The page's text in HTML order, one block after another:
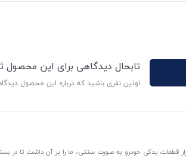
تابحال دیدگاهی برای این
اولین نفری باشید که درباره این محصول
قطعات یدکی خودرو به صورت سنتی، ما را بر آن داشت تا